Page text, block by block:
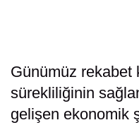
Günümüz rekabet
sürekliliğinin
gelişen ekonomik